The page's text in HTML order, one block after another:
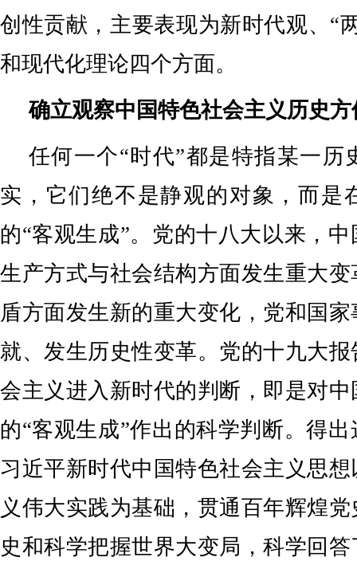
创性贡献，主要表现为新时代观、“
和现代化理论四个方面。
确立观察中国特色社会主义历史
任何一个“时代”都是特指某一历
实，它们绝不是静观的对象，而是
的“客观生成”。党的十八大以来，
生产方式与社会结构方面发生重大
盾方面发生新的重大变化，党和国
就、发生历史性变革。党的十九大
会主义进入新时代的判断，即是对
的“客观生成”作出的科学判断。得
习近平新时代中国特色社会主义思
义伟大实践为基础，贯通百年辉煌
史和科学把握世界大变局，科学回